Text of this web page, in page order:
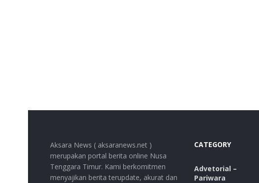
Aksara News ( aksaranews.net )
merupakan portal berita online Nusa
Tenggara Timur. Kami berkomitmen
menyajikan berita terupdate, akurat dan
CATEGORY
Advetorial –
Pariwara